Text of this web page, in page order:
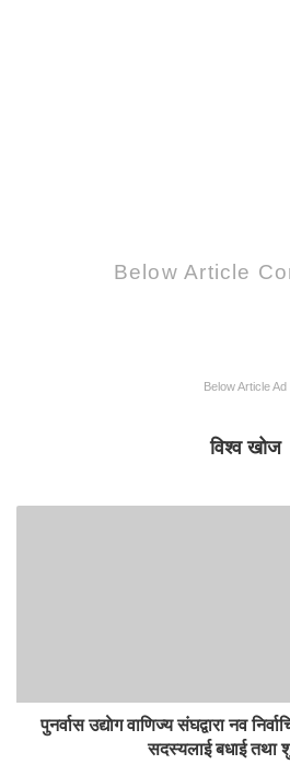
Below Article
Below Article Ad
विश्व खोज
पुनर्वास उद्याेग वाणिज्य संघद्वारा नव
सदस्यलाई बधाई तथा